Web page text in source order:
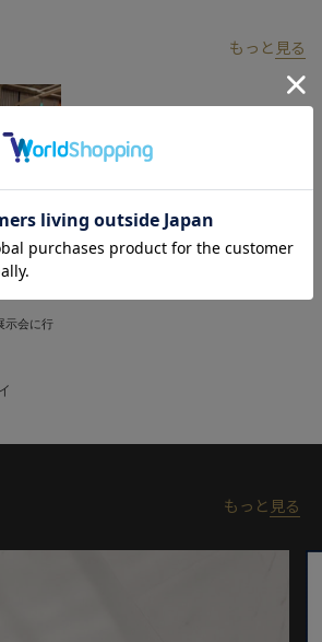
カで誕生したワークウエアブランド。実
トをルーツに持ちながら、現代では都会
にも定評があり、時代を超えて愛され続
裏打ちされた確かな品質と普遍的なスタ
デニムブランドです。
ト:90cm ウエスト:77cm ヒップ:92cm 着
スマートフォンなどの環境により、製品
が異なる場合がございます。
、色味やサイズ等の仕様が変更になる場
寸によって記載しておりますが、若干の
もっと 見る
示会に行
もっと 見る